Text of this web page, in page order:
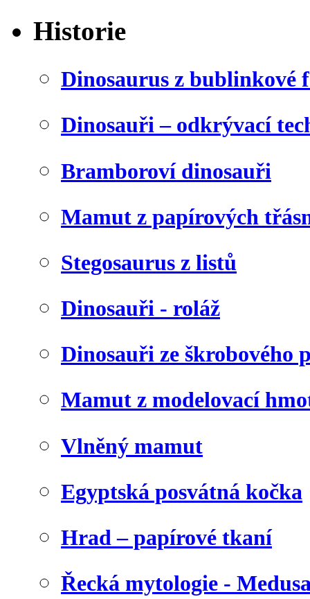
Historie
Dinosaurus z bublinkové
Dinosauři – odkrývací
Bramboroví dinosauři
Mamut z papírových
Stegosaurus z listů
Dinosauři - roláž
Dinosauři ze škrobového
Mamut z modelovací
Vlněný mamut
Egyptská posvátná kočka
Hrad – papírové tkaní
Řecká mytologie -